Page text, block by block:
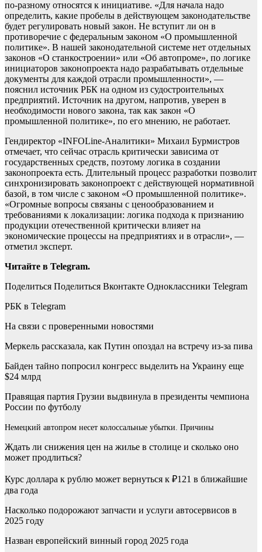
по-разному относятся к инициативе. «Для начала надо
определить, какие пробелы в действующем законодательстве
будет регулировать новый закон. Не вступит ли он в
противоречие с федеральным законом «О промышленной
политике». В нашей законодательной системе нет отдельных
законов «О станкостроении» или «Об автопроме», по логике
инициаторов законопроекта надо разрабатывать отдельные
документы для каждой отрасли промышленности», —
пояснил источник РБК на одном из судостроительных
предприятий. Источник на другом, напротив, уверен в
необходимости нового закона, так как закон «О
промышленной политике», по его мнению, не работает.
Гендиректор «INFOLine-Аналитики» Михаил Бурмистров
отмечает, что сейчас отрасль критически зависима от
государственных средств, поэтому логика в создании
законопроекта есть. Длительный процесс разработки позволит
синхронизировать законопроект с действующей нормативной
базой, в том числе с законом «О промышленной политике».
«Огромные вопросы связаны с ценообразованием и
требованиями к локализации: логика подхода к признанию
продукции отечественной критически влияет на
экономические процессы на предприятиях и в отрасли», —
отметил эксперт.
Читайте в Telegram.
Поделиться Поделиться Вконтакте Одноклассники Telegram
РБК в Telegram
На связи с проверенными новостями
Меркель рассказала, как Путин опоздал на встречу из-за пива
Байден тайно попросил конгресс выделить на Украину еще
$24 млрд
Правящая партия Грузии выдвинула в президенты чемпиона
России по футболу
Немецкий автопром несет колоссальные убытки. Причины
Ждать ли снижения цен на жилье в столице и сколько оно
может продлиться?
Курс доллара к рублю может вернуться к ₽121 в ближайшие
два года
Насколько подорожают запчасти и услуги автосервисов в
2025 году
Назван европейский винный город 2025 года